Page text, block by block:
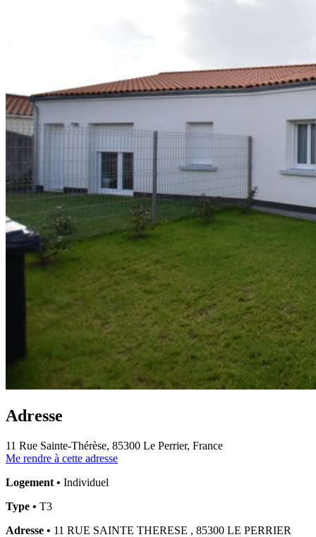
Adresse
11 Rue Sainte-Thérèse, 85300 Le Perrier, France
Me rendre à cette adresse
Logement • Individuel
Type • T3
Adresse • 11 RUE SAINTE THERESE , 85300 LE PERRIER